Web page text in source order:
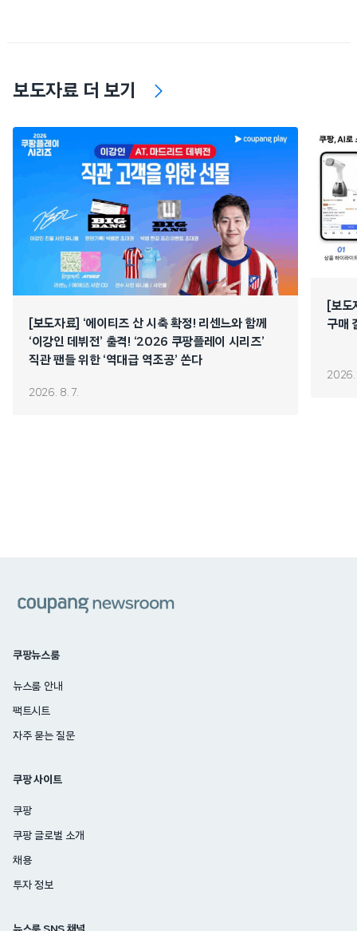
보도자료 더 보기
[보도자료] ‘에이티즈 산 시축 확정! 리센느와 함께
‘이강인 데뷔전’ 출격! ‘2026 쿠팡플레이 시리즈’
직관 팬들 위한 ‘역대급 역조공’ 쏜다
2026. 8. 7.
[보
구매
2026.
쿠팡뉴스룸
뉴스룸 안내
팩트시트
자주 묻는 질문
쿠팡 사이트
쿠팡
쿠팡 글로벌 소개
채용
투자 정보